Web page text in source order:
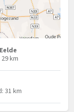
km
31 km